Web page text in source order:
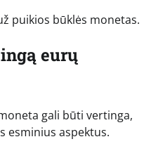
puikios būklės monetas.
eurų
gali būti vertinga,
esminius aspektus.